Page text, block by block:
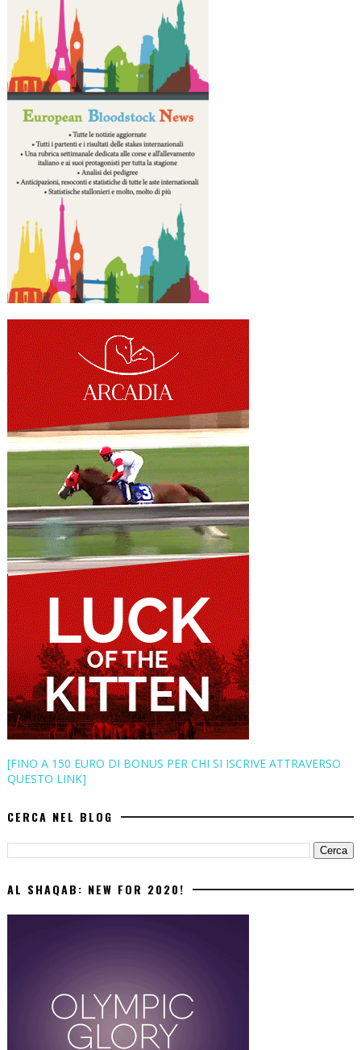
[FINO A 150 EURO DI BONUS PER CHI SI ISCRIVE ATTRAVERSO
QUESTO LINK]
CERCA NEL BLOG
AL SHAQAB: NEW FOR 2020!